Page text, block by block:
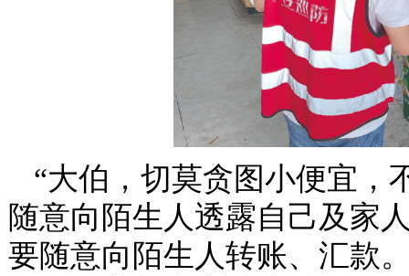
“大伯，切莫贪图小便宜，
随意向陌生人透露自己及家
要随意向陌生人转账、汇款